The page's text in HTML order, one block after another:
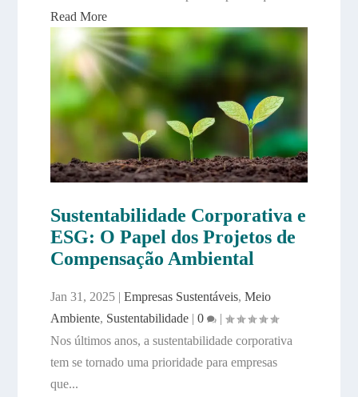
Read More
Sustentabilidade Corporativa e
ESG: O Papel dos Projetos de
Compensação Ambiental
Jan 31, 2025| Empresas Sustentáveis, Meio
Ambiente, Sustentabilidade| 0
|
Nos últimos anos, a sustentabilidade corporativa
tem se tornado uma prioridade para empresas
que...